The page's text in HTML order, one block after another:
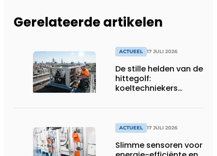
Gerelateerde artikelen
ACTUEEL 17 JULI 2026
De stille helden van de
hittegolf:
koeltechniekers
productiebedrijven
draaiende
ACTUEEL 17 JULI 2026
Slimme sensoren voor